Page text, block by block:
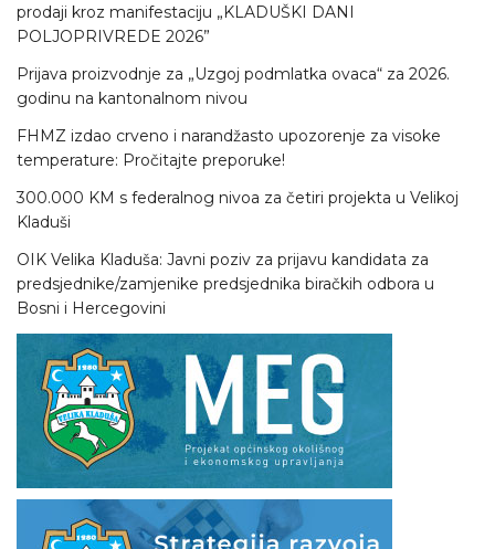
prodaji kroz manifestaciju „KLADUŠKI DANI
POLJOPRIVREDE 2026”
Prijava proizvodnje za „Uzgoj podmlatka ovaca“ za 2026.
godinu na kantonalnom nivou
FHMZ izdao crveno i narandžasto upozorenje za visoke
temperature: Pročitajte preporuke!
300.000 KM s federalnog nivoa za četiri projekta u Velikoj
Kladuši
OIK Velika Kladuša: Javni poziv za prijavu kandidata za
predsjednike/zamjenike predsjednika biračkih odbora u
Bosni i Hercegovini